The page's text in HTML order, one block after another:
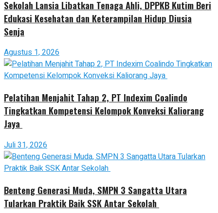
Sekolah Lansia Libatkan Tenaga Ahli, DPPKB Kutim Beri
Edukasi Kesehatan dan Keterampilan Hidup Diusia
Senja
Agustus 1, 2026
Pelatihan Menjahit Tahap 2, PT Indexim Coalindo
Tingkatkan Kompetensi Kelompok Konveksi Kaliorang
Jaya
Juli 31, 2026
Benteng Generasi Muda, SMPN 3 Sangatta Utara
Tularkan Praktik Baik SSK Antar Sekolah